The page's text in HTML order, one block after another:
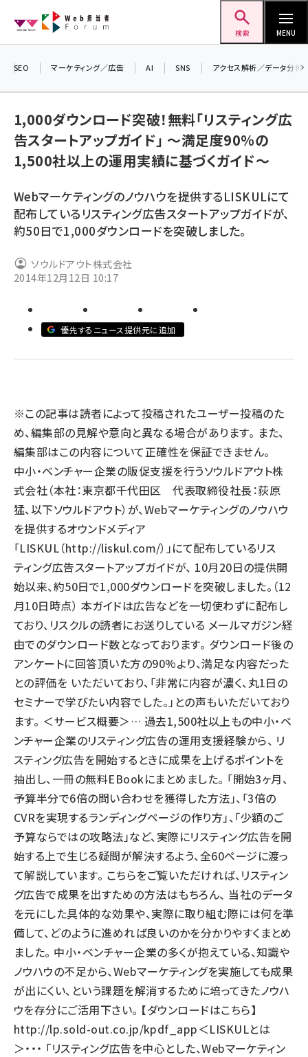
ン
検索 MENU
seo (3528)
youtube (2439)
note (2315)
セミナー (2308)
z世代 (1623)
meo (1277)
llmo (1166)
SEO マーケティング／広告 AI SNS アクセス解析／データ分析
1,000ダウンロード突破！無料「リスティング広
告スタートアップガイド」 ～満足度90％の
1,500社以上の運用実績に基づくガイド～
Webマーケティングのノウハウを提供するLISKULにて
配布しているリスティング広告スタートアップガイドが、
約50日で1,000ダウンロードを突破しました。
ソウルドアウト株式会社
2014年12月12日 10:17
優先するニュース提供元に追加
※この記事は読者によって投稿されたユーザー投稿のた
め、編集部の見解や意向と異なる場合があります。 また、
編集部はこの内容について正確性を保証できません。
中小・ベンチャー企業の販促支援を行うソウルドアウト株
式会社（本社：東京都千代田区 代表取締役社長：荻原
猛、以下ソウルドアウト）が、Webマーケティングのノウハウ
を提供するオウンドメディア
「LISKUL（http://liskul.com/）」にて配布しているリス
ティング広告スタートアップガイドが、 10月20日の提供開
始以来、約50日で1,000ダウンロードを突破しました。（12
月10日時点） 本ガイドは広告などを一切使わずに配布し
ており、リスクルの読者にお送りしている メールマガジン経
由でのダウンロード数となっております。 ダウンロード後の
アンケートに回答頂いた方の90%より、満足な内容だった
との評価を いただいており、「非常に内容が濃く、丸1日の
セミナーで学びたい内容でした。」との声もいただいており
ます。 ＜サービス概要＞… 過去1,500社以上もの中小・ベ
ンチャー企業のリスティング広告の運用支援経験から、 リ
スティング広告を開始するときに成果を上げるポイントを
抽出し、一冊の無料EBookにまとめました。 「開始3ヶ月、
予算半分で6倍の問い合わせを獲得した方法」、「3倍の
CVRを実現するランディングページの作り方」、「少額のご
予算ならではの攻略法」など、実際にリスティング広告を開
始する上で生じる疑問が解決するよう、全60ページに渡っ
て解説しています。 こちらをご覧いただければ、リスティン
グ広告で成果を出すための方法はもちろん、 当社のデータ
を元にした具体的な効果や、実際に取り組む際には何を準
備して、どのように進めれば良いのかを分かりやすくまとめ
ました。 中小・ベンチャー企業の多くが抱えている、知識や
ノウハウの不足から、Webマーケティングを実施しても成果
が出にくい、という課題を解消するために培ってきたノウハ
ウを存分にご活用下さい。 【ダウンロードはこちら】
http://lp.sold-out.co.jp/kpdf_app＜LISKULとは
＞・・・ 「リスティング広告を中心とした、Webマーケティン